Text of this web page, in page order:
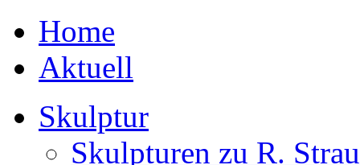
Home
Aktuell
Skulptur
Skulpturen zu R.